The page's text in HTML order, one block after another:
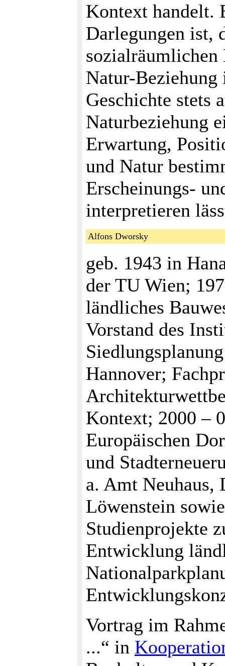
Kontext handelt.
Darlegungen ist,
Natur-Beziehung
Geschichte stets
Naturbeziehung
Erwartung,
und Natur
Erscheinungs-
interpretieren
Alfons Dworsky
geb. 1943 in
der TU Wien;
ländliches
Vorstand des
Hannover;
Kontext; 2000 –
Europäischen
und
a. Amt Neuhaus,
Löwenstein
Studienprojekte
Entwicklung
Vortrag im
...“ in